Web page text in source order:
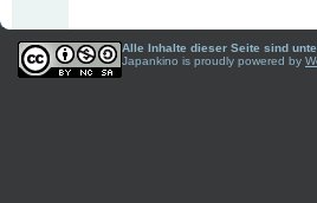
Alle Inhalte dieser Seite sind
Japankino is proudly powered by